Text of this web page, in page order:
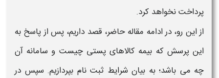
پرداخت نخواهد کرد.
از این رو، در ادامه مقاله حاضر، قصد داریم، پس از پاسخ به
این پرسش که بیمه کالاهای پستیچیست و سامانه آن
چه می باشد؛ به بیان شرایط ثبت نام بپردازیم. سپس در